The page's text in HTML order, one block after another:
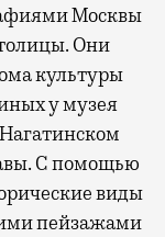
Москвы
Они
культуры
у музея
С помощью
виды
пейзажами